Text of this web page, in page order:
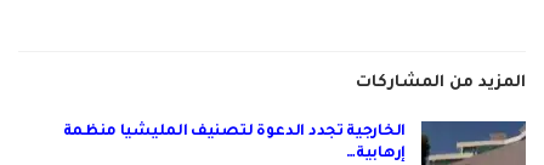
المزيد من المشاركات
الخارجية تجدد الدعوة لتصنيف المليشيا منظمة
إرهابية…